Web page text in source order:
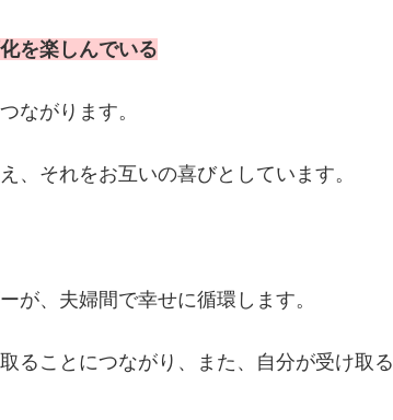
を楽しんでいる
ながります。
、それをお互いの喜びとしています。
が、夫婦間で幸せに循環します。
ることにつながり、また、自分が受け取